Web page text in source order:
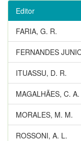
Editor
FARIA, G. R.
FERNANDES
ITUASSU, D. R.
MAGALHÃES, C.
MORALES, M. M.
ROSSONI, A. L.